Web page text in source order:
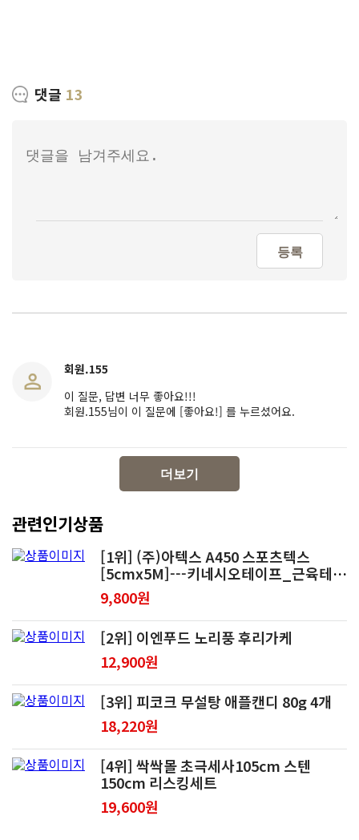
댓글 13
등록
회원.155
이 질문, 답변 너무 좋아요!!!
회원.155님이 이 질문에 [좋아요!] 를 누르셨어요.
더보기
관련인기상품
[1위] (주)아텍스 A450 스포츠텍스
[5cmx5M]---키네시오테이프_근육테이
핑_회전식케이스
9,800원
[2위] 이엔푸드 노리풍 후리가케
12,900원
[3위] 피코크 무설탕 애플캔디 80g 4개
18,220원
[4위] 싹싹몰 초극세사105cm 스텐
150cm 리스킹세트
19,600원